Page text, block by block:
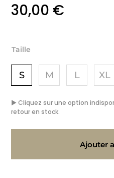
30,00 €
Taille
S M L XL
▶ Cliquez sur une option
retour en stock.
Ajouter